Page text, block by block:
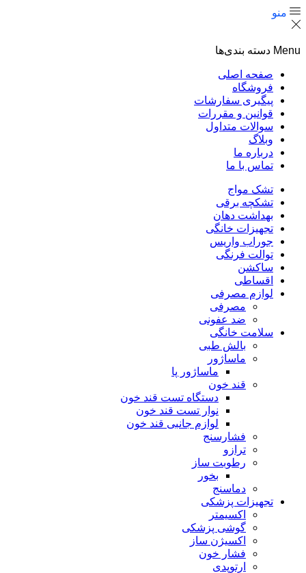
منو
Menu دسته بندی‌ها
صفحه اصلی
فروشگاه
پیگیری سفارشات
قوانین و مقررات
سوالات متداول
وبلاگ
درباره ما
تماس با ما
تشک مواج
تشکچه برقی
بهداشت دهان
تجهیزات خانگی
جوراب واریس
توالت فرنگی
ساکشن
اقساطی
لوازم مصرفی
مصرفی
ضد عفونی
سلامت خانگی
بالش طبی
ماساژور
ماساژور پا
قند خون
دستگاه تست قند خون
نوار تست قند خون
لوازم جانبی قند خون
فشارسنج
ترازو
رطوبت ساز
بخور
دماسنج
تجهیزات پزشکی
اکسیمتر
گوشی پزشکی
اکسیژن ساز
فشار خون
ارتوپدی